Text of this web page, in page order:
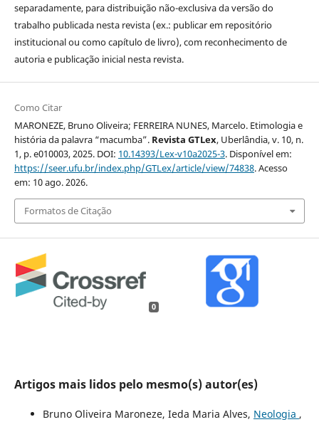
separadamente, para distribuição não-exclusiva da versão do
trabalho publicada nesta revista (ex.: publicar em repositório
institucional ou como capítulo de livro), com reconhecimento de
autoria e publicação inicial nesta revista.
Como Citar
MARONEZE, Bruno Oliveira; FERREIRA NUNES, Marcelo. Etimologia e
história da palavra “macumba”. Revista GTLex, Uberlândia, v. 10, n.
1, p. e010003, 2025. DOI: 10.14393/Lex-v10a2025-3. Disponível em:
https://seer.ufu.br/index.php/GTLex/article/view/74838. Acesso
em: 10 ago. 2026.
Formatos de Citação
0
Artigos mais lidos pelo mesmo(s) autor(es)
Bruno Oliveira Maroneze, Ieda Maria Alves, Neologia ,